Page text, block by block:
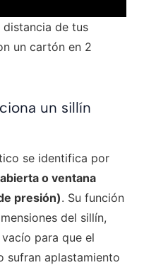
de tus
un cartón en 2
un sillín
se identifica por
o ventana
presión). Su función
del sillín,
para que el
sufran aplastamiento